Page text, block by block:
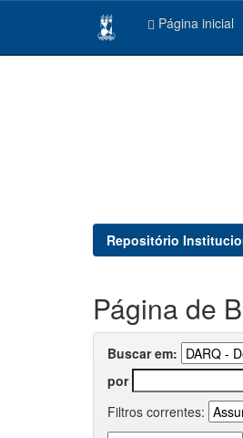
Página inicial
Repositório
Página de
Buscar em:
por
Filtros correntes: